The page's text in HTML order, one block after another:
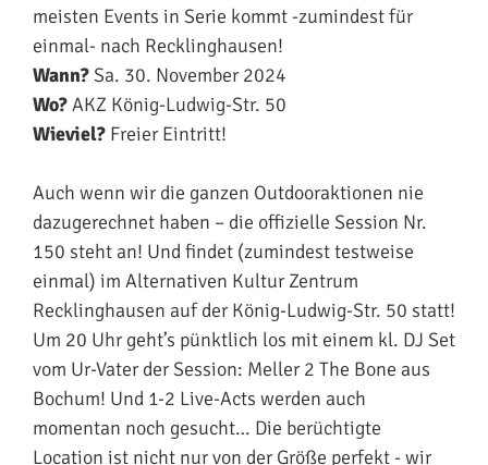
meisten Events in Serie kommt -zumindest für
einmal- nach Recklinghausen!
Wann?Sa. 30. November 2024
Wo?AKZ König-Ludwig-Str. 50
Wieviel? Freier Eintritt!
Auch wenn wir die ganzen Outdooraktionen nie
dazugerechnet haben – die offizielle Session Nr.
150 steht an! Und findet (zumindest testweise
einmal) im Alternativen Kultur Zentrum
Recklinghausen auf der König-Ludwig-Str. 50 statt!
Um 20 Uhr geht’s pünktlich los mit einem kl. DJ Set
vom Ur-Vater der Session: Meller 2 The Bone aus
Bochum! Und 1-2 Live-Acts werden auch
momentan noch gesucht… Die berüchtigte
Location ist nicht nur von der Größe perfekt - wir